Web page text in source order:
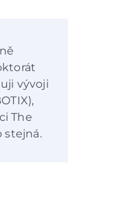
vývoji
The
stejná.